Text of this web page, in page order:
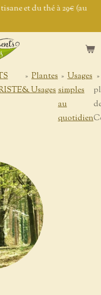
et du thé à 29€ (au
» Plantes
& Usages
» Usages
simples
au
quotidien
»